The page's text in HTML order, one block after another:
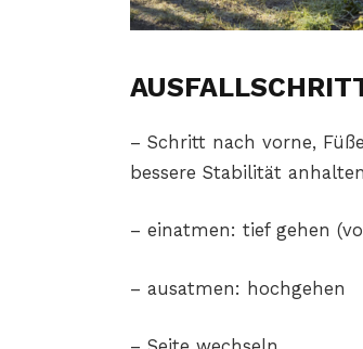
– Schritt nach vorne,
bessere Stabilität anhalten
– einatmen: tief gehen
– ausatmen: hochgehen